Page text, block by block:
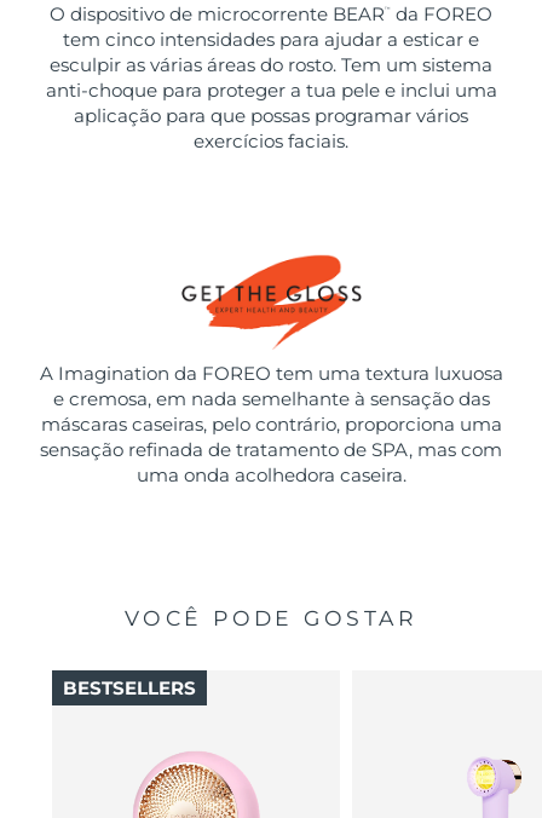
O dispositivo de microcorrente BEAR ™
da FOREO
tem cinco intensidades para ajudar a esticar e
esculpir as várias áreas do rosto. Tem um sistema
anti-choque para proteger a tua pele e inclui uma
aplicação para que possas programar vários
exercícios faciais.
A Imagination da FOREO tem uma textura luxuosa
e cremosa, em nada semelhante à sensação das
máscaras caseiras, pelo contrário, proporciona uma
sensação refinada de tratamento de SPA, mas com
uma onda acolhedora caseira.
VOCÊ PODE GOSTAR
BESTSELLERS